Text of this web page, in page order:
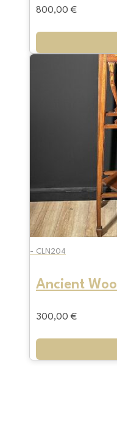
800,00 €
- CLN204
Ancient
300,00 €